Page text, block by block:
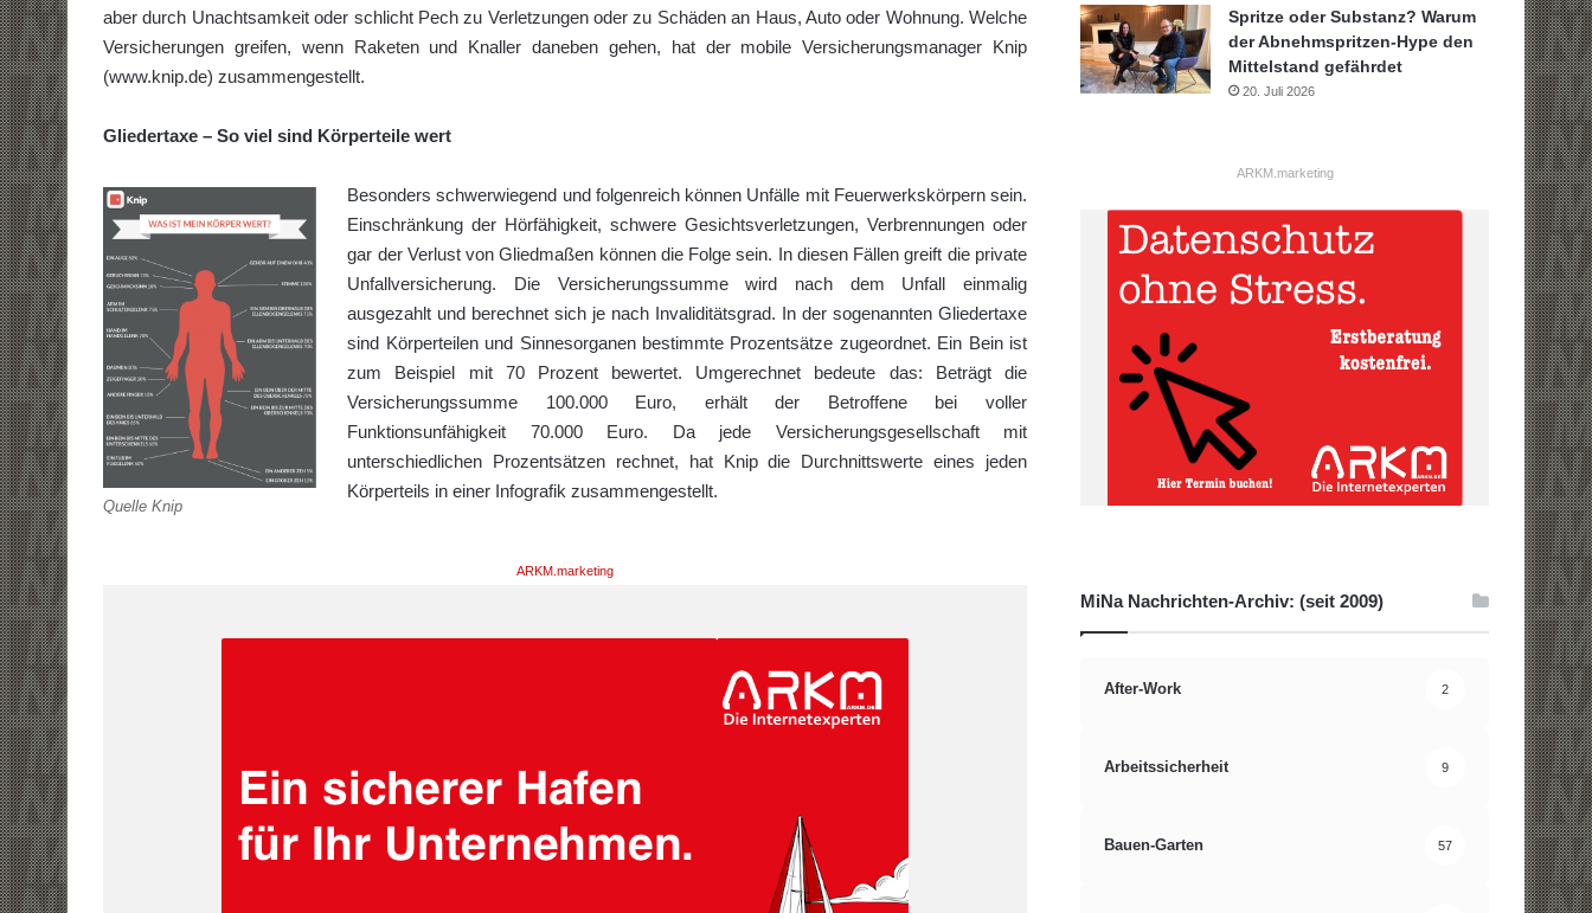
aber durch Unachtsamkeit oder schlicht Pech zu Verletzungen oder zu Schäden an Haus, Auto oder Wohnung. Welche
Versicherungen greifen, wenn Raketen und Knaller daneben gehen, hat der mobile Versicherungsmanager Knip
(www.knip.de) zusammengestellt.
Gliedertaxe – So viel sind Körperteile wert
Quelle Knip
Besonders schwerwiegend und folgenreich können Unfälle mit Feuerwerkskörpern sein.
Einschränkung der Hörfähigkeit, schwere Gesichtsverletzungen, Verbrennungen oder
gar der Verlust von Gliedmaßen können die Folge sein. In diesen Fällen greift die private
Unfallversicherung. Die Versicherungssumme wird nach dem Unfall einmalig
ausgezahlt und berechnet sich je nach Invaliditätsgrad. In der sogenannten Gliedertaxe
sind Körperteilen und Sinnesorganen bestimmte Prozentsätze zugeordnet. Ein Bein ist
zum Beispiel mit 70 Prozent bewertet. Umgerechnet bedeute das: Beträgt die
Versicherungssumme 100.000 Euro, erhält der Betroffene bei voller
Funktionsunfähigkeit 70.000 Euro. Da jede Versicherungsgesellschaft mit
unterschiedlichen Prozentsätzen rechnet, hat Knip die Durchnittswerte eines jeden
Körperteils in einer Infografik zusammengestellt.
ARKM.marketing
Spritze oder Substanz? Warum
der Abnehmspritzen-Hype den
Mittelstand gefährdet
20. Juli 2026
ARKM.marketing
MiNa Nachrichten-Archiv: (seit 2009)
After-Work 2
Arbeitssicherheit 9
Bauen-Garten 57